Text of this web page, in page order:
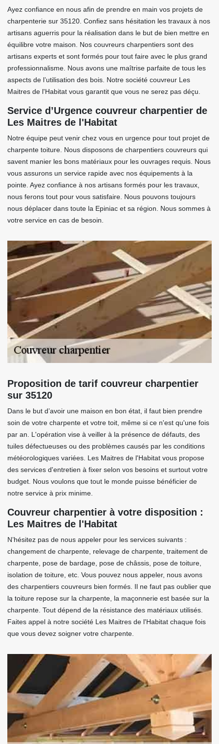
Ayez confiance en nous afin de prendre en main vos projets de
charpenterie sur 35120. Confiez sans hésitation les travaux à nos
artisans aguerris pour la réalisation dans le but de bien mettre en
équilibre votre maison. Nos couvreurs charpentiers sont des
artisans experts et sont formés pour tout faire avec le plus grand
professionnalisme. Nous avons une maîtrise parfaite de tous les
aspects de l’utilisation des bois. Notre société couvreur Les
Maitres de l'Habitat vous garantit que vous ne serez pas déçu.
Service d’Urgence couvreur charpentier de
Les Maitres de l'Habitat
Notre équipe peut venir chez vous en urgence pour tout projet de
charpente toiture. Nous disposons de charpentiers couvreurs qui
savent manier les bons matériaux pour les ouvrages requis. Nous
vous assurons un service rapide avec nos équipements à la
pointe. Ayez confiance à nos artisans formés pour les travaux,
nous ferons tout pour vous satisfaire. Nous pouvons toujours
nous déplacer dans toute la Epiniac et sa région. Nous sommes à
votre service en cas de besoin.
Proposition de tarif couvreur charpentier
sur 35120
Dans le but d’avoir une maison en bon état, il faut bien prendre
soin de votre charpente et votre toit, même si ce n'est qu'une fois
par an. L'opération vise à veiller à la présence de défauts, des
tuiles défectueuses ou des problèmes causés par les conditions
météorologiques variées. Les Maitres de l'Habitat vous propose
des services d'entretien à fixer selon vos besoins et surtout votre
budget. Nous voulons que tout le monde puisse bénéficier de
notre service à prix minime.
Couvreur charpentier à votre disposition :
Les Maitres de l'Habitat
N’hésitez pas de nous appeler pour les services suivants :
changement de charpente, relevage de charpente, traitement de
charpente, pose de bardage, pose de châssis, pose de toiture,
isolation de toiture, etc. Vous pouvez nous appeler, nous avons
des charpentiers couvreurs bien formés. Il ne faut pas oublier que
la toiture repose sur la charpente, la maçonnerie est basée sur la
charpente. Tout dépend de la résistance des matériaux utilisés.
Faites appel à notre société Les Maitres de l'Habitat chaque fois
que vous devez soigner votre charpente.